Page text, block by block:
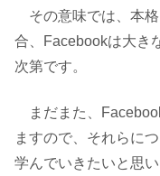
その意味では、本
合、Facebookは大き
次第です。
まだまた、
ますので、それらに
学んでいきたいと思い